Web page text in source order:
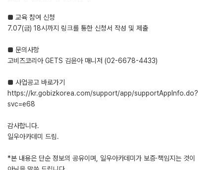
■ 교육 참여 신청
7.07(금) 18시까지 링크를 통한 신청서 작성 및 제출
■ 문의사항
고비즈코리아 GETS 김윤아 매니저 (02-6678-4433)
■ 사업공고 바로가기
https://kr.gobizkorea.com/support/app/supportAppInfo.do?
svc=e68
감사합니다.
일우아카데미 드림.
*본 내용은 단순 정보의 공유이며, 일우아카데미가 보증·책임지는 것이